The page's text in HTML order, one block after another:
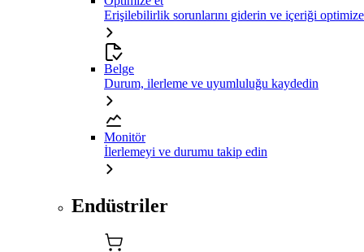
Erişilebilirlik sorunlarını giderin ve içeriği
Belge
Durum, ilerleme ve uyumluluğu kaydedin
Monitör
İlerlemeyi ve durumu takip edin
Endüstriler